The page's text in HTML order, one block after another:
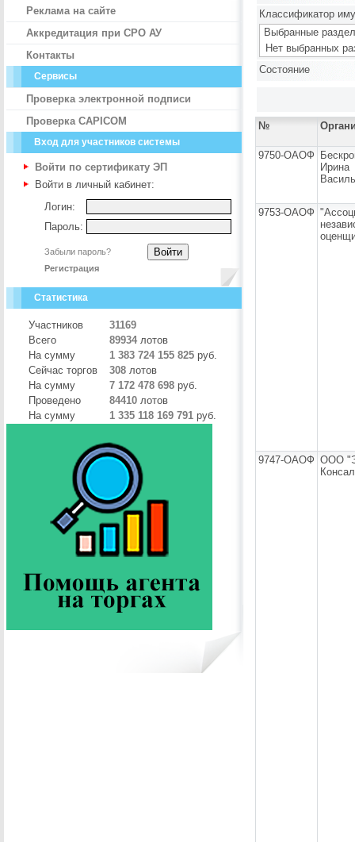
Реклама на сайте
Аккредитация при СРО АУ
Контакты
Сервисы
Проверка электронной подписи
Проверка CAPICOM
Вход для участников системы
Войти по сертификату ЭП
Войти в личный кабинет:
Логин:
Пароль:
Забыли пароль?
Регистрация
Статистика
Участников
31169
Всего
89934 лотов
На сумму
1 383 724 155 825 руб.
Сейчас торгов
308 лотов
На сумму
7 172 478 698 руб.
Проведено
84410 лотов
На сумму
1 335 118 169 791 руб.
Классификатор
Выбранные
Нет выбранных
Состояние
№
9750-ОАОФ
Ирина
9753-ОАОФ
9747-ОАОФ ООО